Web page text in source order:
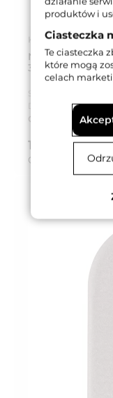
Kod produktu:
NAKŁADKA
305, AI300 BRĄZ
Dostępność:
Na
Czas dostawy:
12,95 złbrutto (z
Cena za:
produktów i
Ciasteczka
Te ciasteczka
które mogą
celach